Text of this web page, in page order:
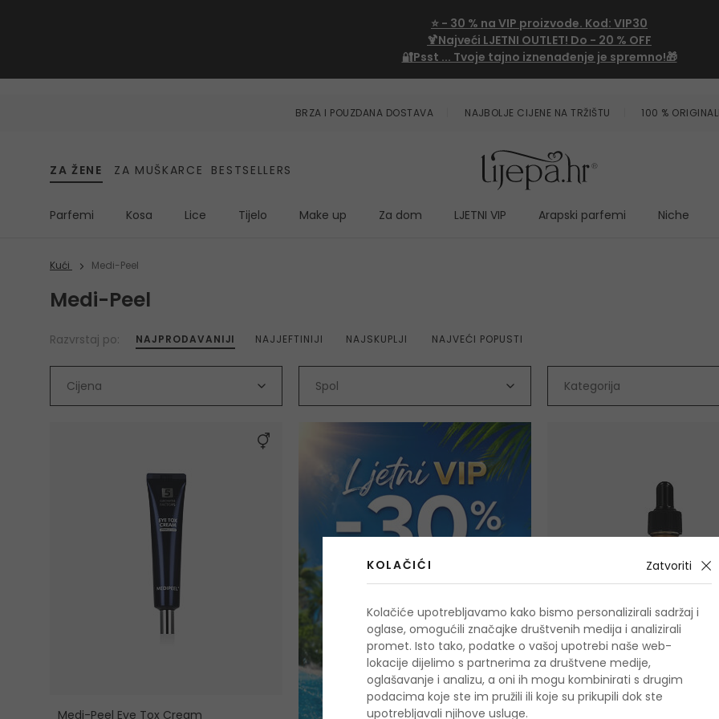
⭐ - 30 % na VIP proizvode. Kod: VIP30
🍹Najveći LJETNI OUTLET! Do - 20 % OFF
🔐Psst ... Tvoje tajno iznenađenje je spremno!🎁
BRZA I POUZDANA DOSTAVA NAJBOLJE CIJENE NA TRŽIŠTU 100 %
ZA ŽENE ZA MUŠKARCE BESTSELLERS
Parfemi Kosa Lice Tijelo Make up Za dom LJETNI VIP Arapski parfemi Niche
Kući Medi-Peel
Medi-Peel
Razvrstaj po: NAJPRODAVANIJI NAJJEFTINIJI NAJSKUPLJI NAJVEĆI POPUSTI
Cijena Spol Kategorija
Medi-Peel Eye Tox Cream Medi-Peel Peptide-Tox Bor-
KOLAČIĆI Zatvoriti
Kolačiće upotrebljavamo kako bismo personalizirali sadržaj i
oglase, omogućili značajke društvenih medija i analizirali
promet. Isto tako, podatke o vašoj upotrebi naše web-
lokacije dijelimo s partnerima za društvene medije,
oglašavanje i analizu, a oni ih mogu kombinirati s drugim
podacima koje ste im pružili ili koje su prikupili dok ste
upotrebljavali njihove usluge.